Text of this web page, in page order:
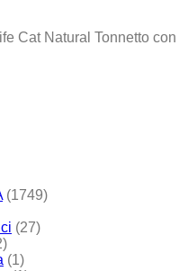
Cat Natural Tonnetto con
(1749)
(27)
(1)